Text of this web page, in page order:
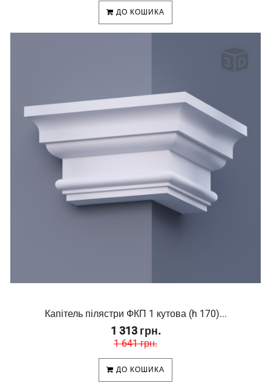
ДО КОШИКА
Капітель пілястри ФКП 1 кутова (h 170)...
1 313 грн.
1 641 грн.
ДО КОШИКА